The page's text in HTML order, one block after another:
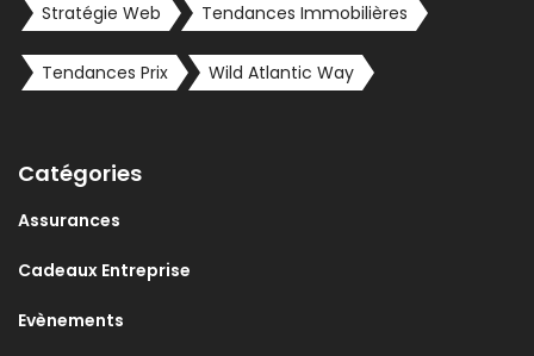
Stratégie Web Tendances Immobilières
Tendances Prix Wild Atlantic Way
Catégories
Assurances
Cadeaux Entreprise
Evènements